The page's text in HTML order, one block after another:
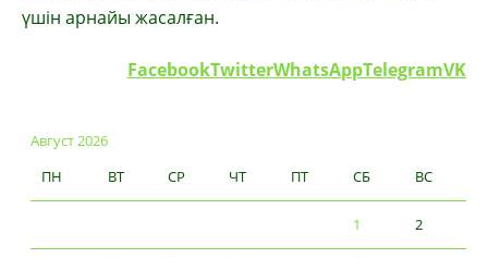
үшін арнайы жасалған.
FacebookTwitterWhatsAppTelegramVK
Август 2026
ПН
ВТ СР ЧТ ПТ СБ ВС
1 2